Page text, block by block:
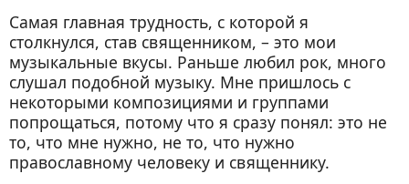
Самая главная трудность, с которой я
столкнулся, став священником, – это мои
музыкальные вкусы. Раньше любил рок, много
слушал подобной музыку. Мне пришлось с
некоторыми композициями и группами
попрощаться, потому что я сразу понял: это не
то, что мне нужно, не то, что нужно
православному человеку и священнику.